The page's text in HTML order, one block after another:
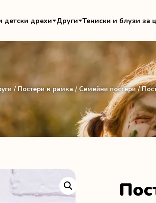
детски дрехи Други Тениски и блузи за
/Постери в рамка /Семейни постери/